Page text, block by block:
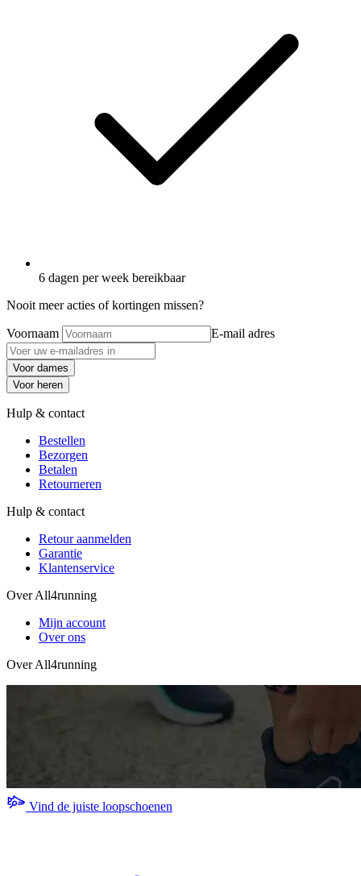
6 dagen per week bereikbaar
Nooit meer acties of kortingen missen?
Voornaam E-mail adres
Voor dames
Voor heren
Hulp & contact
Bestellen
Bezorgen
Betalen
Retourneren
Hulp & contact
Retour aanmelden
Garantie
Klantenservice
Over All4running
Mijn account
Over ons
Over All4running
Vind de juiste loopschoenen